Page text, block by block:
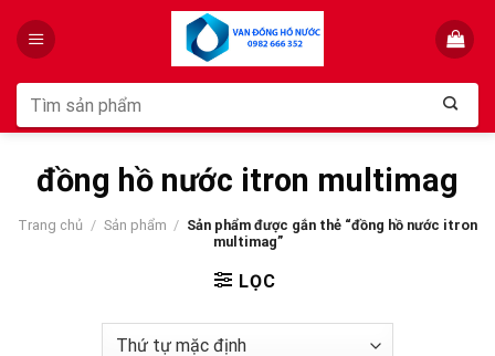
Tìm
kiếm:
đồng hồ nước itron multimag
Trang chủ / Sản phẩm / Sản phẩm được gắn thẻ “đồng hồ nước itron
multimag”
LỌC